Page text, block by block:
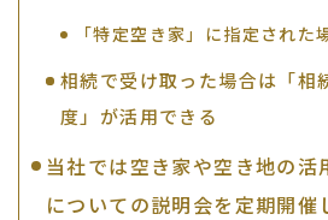
「特定空き家」に指定された
相続で受け取った場合は「相
度」が活用できる
当社では空き家や空き地の活
についての説明会を定期開催